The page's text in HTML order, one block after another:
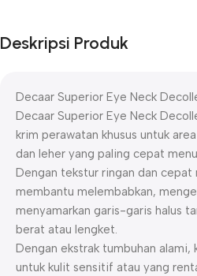
Deskripsi Produk
Decaar Superior Eye Neck
Decaar Superior Eye Neck
krim perawatan khusus untuk
dan leher yang paling cepat
Dengan tekstur ringan dan cepat
membantu melembabkan,
menyamarkan garis-garis halus
berat atau lengket.
Dengan ekstrak tumbuhan alami,
untuk kulit sensitif atau yang